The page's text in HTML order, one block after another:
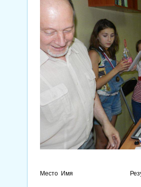
Место Имя